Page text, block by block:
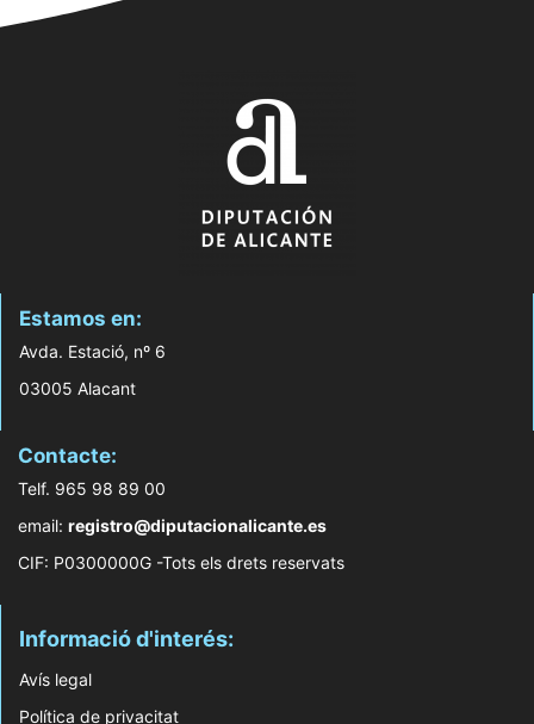
Estamos en:
Avda. Estació, nº 6
03005 Alacant
Contacte:
Telf. 965 98 89 00
email: registro@diputacionalicante.es
CIF: P0300000G -Tots els drets reservats
Informació d'interés:
Avís legal
Política de privacitat